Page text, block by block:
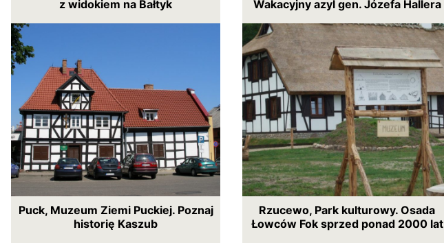
z widokiem na Bałtyk
Wakacyjny azyl gen. Józefa Hallera
Puck, Muzeum Ziemi Puckiej. Poznaj
historię Kaszub
Rzucewo, Park kulturowy. Osada
Łowców Fok sprzed ponad 2000 lat